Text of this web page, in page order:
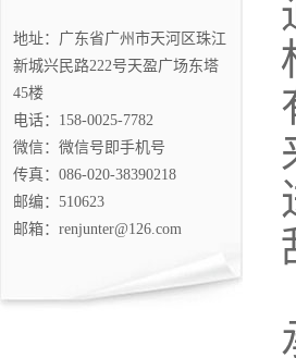
地址：广东省广州市天河区珠江
新城兴民路222号天盈广场东塔
45楼
电话：158-0025-7782
微信：微信号即手机号
传真：086-020-38390218
邮编：510623
邮箱：renjunter@126.com